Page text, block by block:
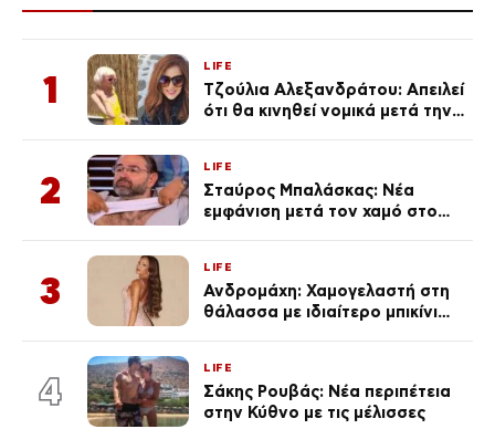
1
LIFE
Τζούλια Αλεξανδράτου: Απειλεί
ότι θα κινηθεί νομικά μετά την
2
LIFE
Σταύρος Μπαλάσκας: Νέα
εμφάνιση μετά τον χαμό στο
3
LIFE
Ανδρομάχη: Χαμογελαστή στη
θάλασσα με ιδιαίτερο μπικίνι
4
LIFE
Σάκης Ρουβάς: Νέα περιπέτεια
στην Κύθνο με τις μέλισσες